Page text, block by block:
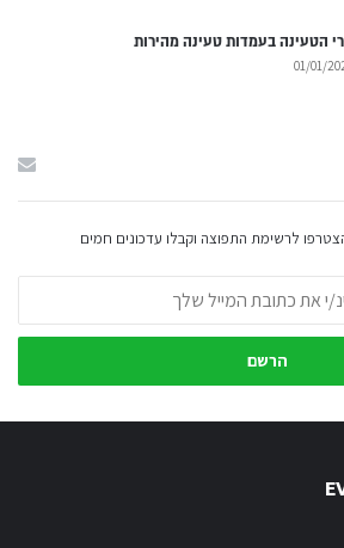
הטעינה בעמדות טעינה מהירות
01/01/
לרשימת התפוצה וקבלו עדכונים חמים